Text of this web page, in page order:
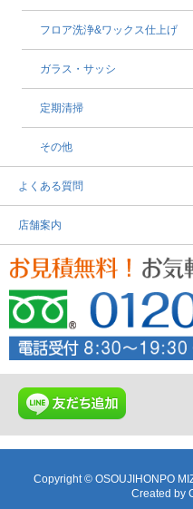
フロア洗浄&ワックス仕上げ
ガラス・サッシ
定期清掃
その他
よくある質問
店舗案内
Copyright © OSOUJIHONPO
Created by